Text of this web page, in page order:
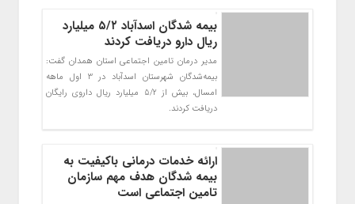
بیمه شدگان اسدآباد ۵/۲ میلیارد
ریال دارو دریافت کردند
مدیر درمان تامین اجتماعی استان همدان گفت:
بیمه‌شدگان شهرستان اسدآباد در 3 اول ماهه
امسال، بیش از 5/2 میلیارد ریال داروی رایگان
دریافت کردند.
ارائه خدمات درمانی باکیفیت به
بیمه شدگان هدف مهم سازمان
تامین اجتماعی است